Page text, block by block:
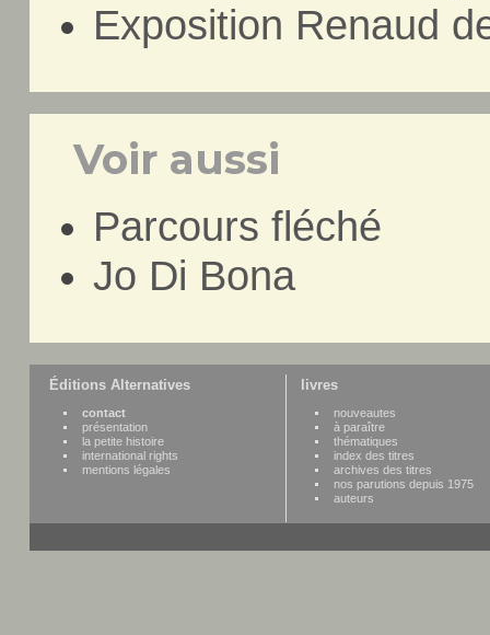
Exposition Renaud
Voir aussi
Parcours fléché
Jo Di Bona
Éditions Alternatives
contact
présentation
la petite histoire
international rights
mentions légales
livres
nouveautes
à paraître
thématiques
index des titres
archives des titres
nos parutions depuis 1975
auteurs